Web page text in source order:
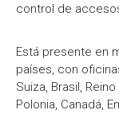
control de
Está presente en
países, con
Suiza, Brasil,
Polonia, Canadá,